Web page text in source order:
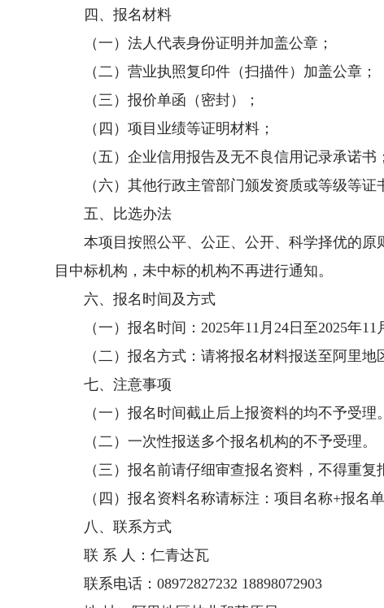
四、报名材料
（一）法人代表身份证明并加盖公章；
（二）营业执照复印件（扫描件）加盖公章；
（三）报价单函（密封）；
（四）项目业绩等证明材料；
（五）企业信用报告及无不良信用记录承诺书；
（六）其他行政主管部门颁发资质或等级等证
五、比选办法
本项目按照公平、公正、公开、科学择优的
目中标机构，未中标的机构不再进行通知。
六、报名时间及方式
（一）报名时间：2025年11月24日至2025年11
（二）报名方式：请将报名材料报送至阿里
七、注意事项
（一）报名时间截止后上报资料的均不予受理。
（二）一次性报送多个报名机构的不予受理。
（三）报名前请仔细审查报名资料，不得重复
（四）报名资料名称请标注：项目名称+报名
八、联系方式
联 系 人：仁青达瓦
联系电话：08972827232 18898072903